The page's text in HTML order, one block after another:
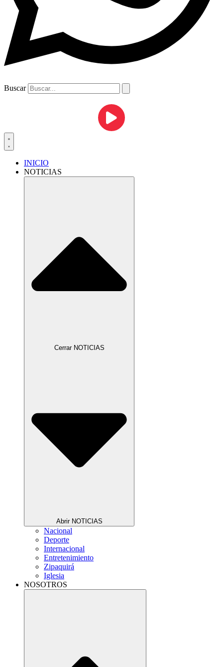
Buscar
INICIO
NOTICIAS
Cerrar NOTICIAS
Abrir NOTICIAS
Nacional
Deporte
Internacional
Entretenimiento
Zipaquirá
Iglesia
NOSOTROS